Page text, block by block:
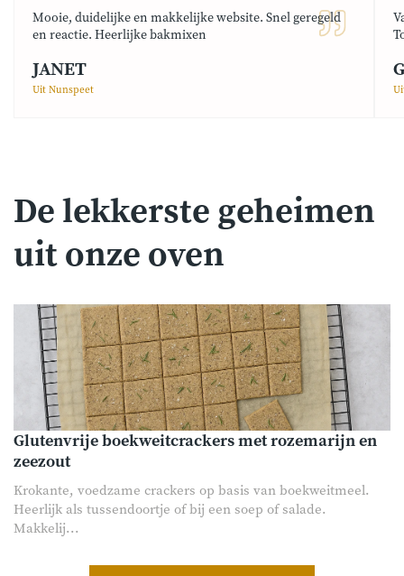
Mooie, duidelijke en makkelijke website. Snel geregeld
en reactie. Heerlijke bakmixen
JANET
Uit Nunspeet
De lekkerste geheimen
uit onze oven
Glutenvrije boekweitcrackers met rozemarijn en
zeezout
Krokante, voedzame crackers op basis van boekweitmeel.
Heerlijk als tussendoortje of bij een soep of salade.
Makkelij...